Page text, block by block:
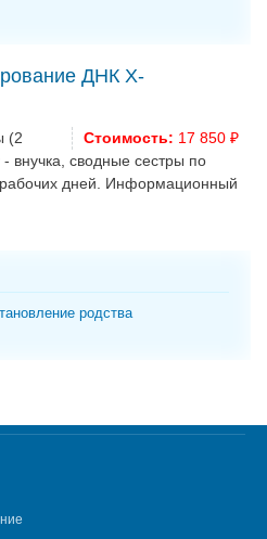
ДНК Х-
Стоимость: 17 850 ₽
(2
внучка, сводные сестры по
дней. Информационный
родства